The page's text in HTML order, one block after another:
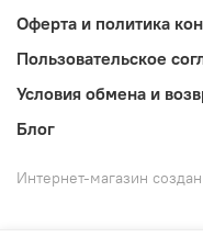
Оферта и политика
Пользовательское
Условия обмена и
Блог
Интернет-магазин